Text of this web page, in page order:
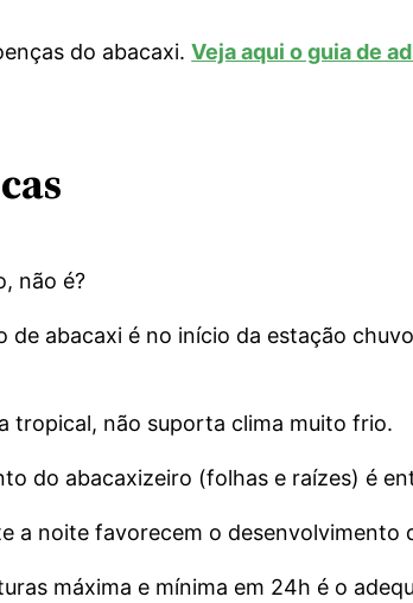
do abacaxi.Veja aqui o guia de
não é?
abacaxi é no início da estação
tropical, não suporta clima muito frio.
do abacaxizeiro (folhas e raízes) é
a noite favorecem o desenvolvimento
máxima e mínima em 24h é o